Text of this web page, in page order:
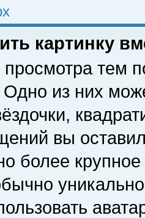
картинку
тем
Одно из них
вы
более